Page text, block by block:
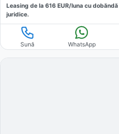
Leasing de la 616 EUR/luna cu dobăndă
juridice.
Sună WhatsApp